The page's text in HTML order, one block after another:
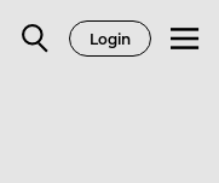
Login